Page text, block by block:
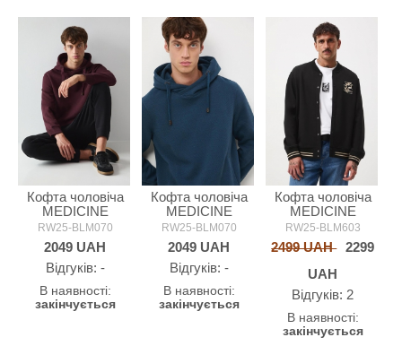
Кофта чоловіча
MEDICINE
RW25-BLM070
2049 UAH
Відгуків: -
В наявності:
закінчується
Кофта чоловіча
MEDICINE
RW25-BLM070
2049 UAH
Відгуків: -
В наявності:
закінчується
Кофта чоловіча
MEDICINE
RW25-BLM603
2499 UAH
2299
UAH
Відгуків: 2
В наявності:
закінчується